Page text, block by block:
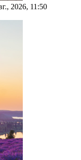
2026, 11:50